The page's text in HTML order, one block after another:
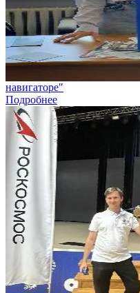
навигаторе"
Подробнее